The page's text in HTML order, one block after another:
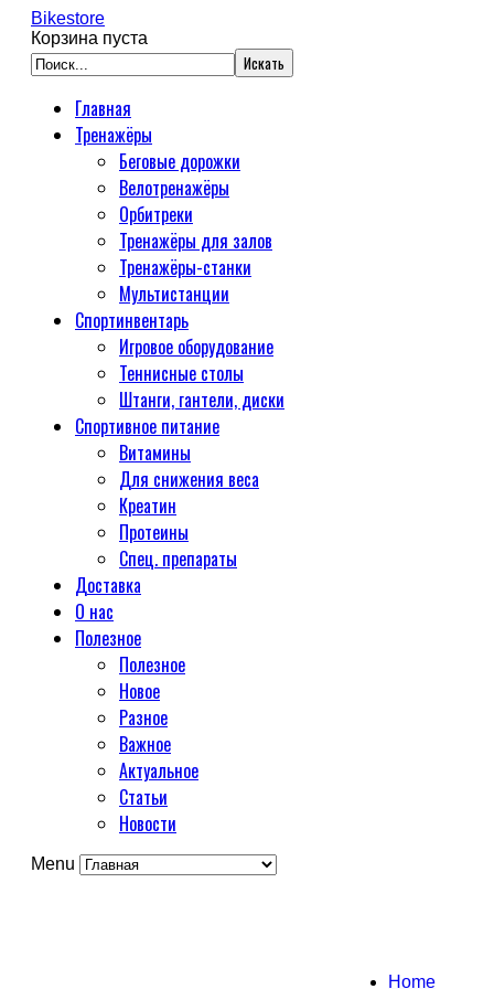
Bikestore
Корзина пуста
Главная
Тренажёры
Беговые дорожки
Велотренажёры
Орбитреки
Тренажёры для залов
Тренажёры-станки
Мультистанции
Спортинвентарь
Игровое оборудование
Теннисные столы
Штанги, гантели, диски
Спортивное питание
Витамины
Для снижения веса
Креатин
Протеины
Спец. препараты
Доставка
О нас
Полезное
Полезное
Новое
Разное
Важное
Актуальное
Статьи
Новости
Menu
Home